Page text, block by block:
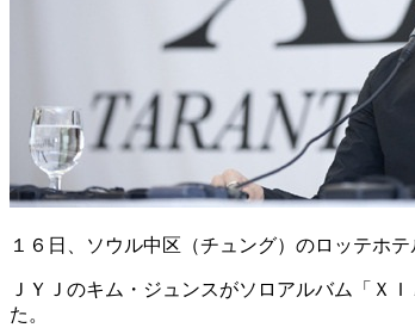
１６日、ソウル中区（チュング）のロッテホ
ＪＹＪのキム・ジュンスがソロアルバム「Ｘ
た。